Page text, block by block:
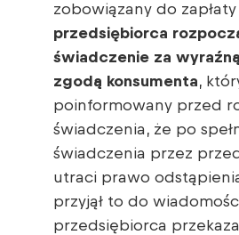
zobowiązany do zapłaty
przedsiębiorca
świadczenie za
zgodą konsumenta,
poinformowany przed
świadczenia, że po
świadczenia przez
utraci prawo
przyjął to do
przedsiębiorca